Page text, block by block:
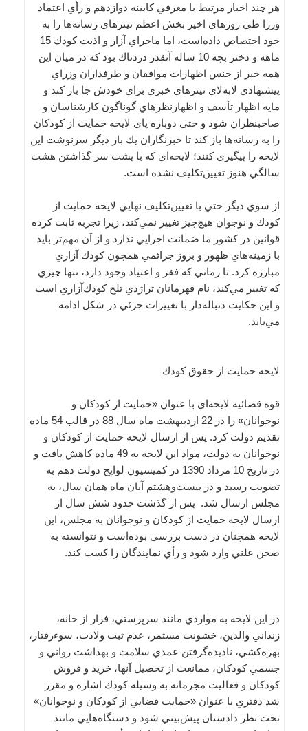
هر چند اخبار مرتبط با معرفي كابينه دوازدهم و رأي اعتماد
وزرا طي روزهاي اخير بخش اعظم تيترهاي رسانه‌ها را به
خود اختصاص داده‌است، اما ماجراي آزار و اذيت كودك 15
ماهه و دختر بچه 10 ساله آنقدر دردناك بود كه در ميان اين
همه خبر از جنس اظهارات موافقان و طرفداران وزراي
پيشنهادي لابه‌لاي تيترهاي خبري براي خودش جا باز كند و
مايه اظهار تأسف و اظهار‌نظرهاي گوناگون كارشناسان و
صاحبنظران شود و حتي دوباره پاي لايحه حمايت از كودكان
را به رسانه‌ها باز كند تا خبرنگاران يك بار ديگر سرنوشت اين
لايحه را پيگيري كنند؛‌ لايحه‌اي كه با پشت سر گذاشتن هشت
سالگي هنوز تعيين‌تكليف نشده است.
از سوي ديگر حتي با تعيين‌تكليف نهايي لايحه حمايت از
كودك و نوجوان هيچ‌چيز تغيير نمي‌كند، زيرا تجربه ثابت كرده
قوانين در كشور ما ضمانت اجرايي ندارد و از آن مهم‌تر بايد
با زمينه‌هاي ظهور و بروز جرائمي همچون كودك آزاري
مبارزه كرد. تا زماني كه فقر و اعتياد وجود دارد، تنها چيزي
كه تغيير مي‌كند، نام قهرمانان تراژدي تلخ كودك‌آزاري است
و اين حكايت دنباله‌دار با تغييرات جزئي در شكل ادامه
مي‌يابد.
لايحه حمايت از حقوق كودك
قوه قضائيه لايحه‌اي با عنوان «حمايت از كودكان و
نوجوانان» را در 22 ارديبهشت ماه سال 88 در قالب 54 ماده
تقديم دولت كرد. پس از ارسال لايحه حمايت از كودكان و
نوجوانان به دولت، مواد اين لايحه به 49 ماده كاهش يافت و
در تاريخ 10 مرداد 1390 در كميسيون لوايح دولت دهم به
تصويب رسيد و در بيست‌وهشتم آبان ماه همان سال، به
مجلس ارسال شد. پس از گذشت حدود شش سال از
ارسال لايحه حمايت از كودكان و نوجوانان به مجلس، اين
لايحه همچنان در دست بررسي بوده‌است و نتوانسته به
صحن علني وارد شود و رأي نمايندگان را كسب كند.
در اين لايحه به مواردي مانند سرپرستي، فرار از خانه،
زنداني والدين، خشونت مستمر، عدم ثبت ولادت، سوءرفتار،
بهره‌كشي، ناديده‌گرفتن عمدي سلامت و بهداشت رواني و
جسمي كودكان، ممانعت از تحصيل آنها، خريد و فروش
كودكان و فعاليت مجرمانه به وسيله كودك اشاره و مقرر
شد دفتري با عنوان «حمايت قضايي از كودكان و نوجوانان»
تحت نظر دادستان پيش‌بيني شود و دستگاه‌هايي مانند